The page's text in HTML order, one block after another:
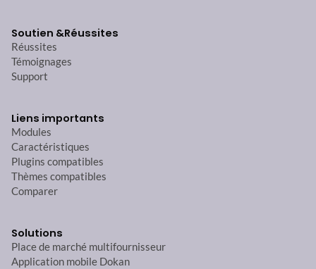
Soutien &Réussites
Réussites
Témoignages
Support
Liens importants
Modules
Caractéristiques
Plugins compatibles
Thèmes compatibles
Comparer
Solutions
Place de marché multifournisseur
Application mobile Dokan